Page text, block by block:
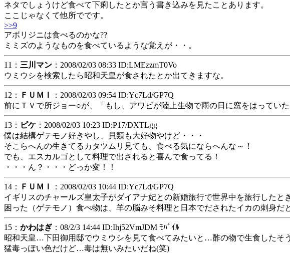
ネタでしょうけど食べて下痢したとか言う書き込みを見たことあります。
ここじゃなくて他所でです。
>>9
アボリジニは食べるのかな??
ミミズのようなものを食べているような覚えが・・。
11： 三川マン ：2008/02/03 08:33 ID:LMEzzmT0Vo
ウミウシを検索したら昭和天皇が食されたとか出てきますな。
12： ＦＵＭＩ
：2008/02/03 09:54 ID:Yc7Ld/GP7Q
前にＴＶで所ジョー○が、「もし、アワビが陸上生物で雨の日に窓をはってい
13： ピケ ：2008/02/03 10:23 ID:P17/DXTLgg
僕は結構ゲテモノ好きやし、貝類も大好物やけど・・・
そこらへんの生きてるカタツムリ見ても、食べる気にならへんな～！
でも、エスカルゴとして料理で出されると喜んで食ってる！
・・・ん？・・・どっか変！！
14： ＦＵＭＩ
：2008/02/03 10:44 ID:Yc7Ld/GP7Q
イギリスのチャールズ皇太子がダイアナ妃との新婚旅行で世界中を旅行したとき
困った（ゲテモノ）食べ物は、羊の脳みそ料理と日本でだされたイカの刺身だ
15： かわはぎ ：08/2/3 14:44 ID:Ihj52VmJDM ﾓﾊﾞｲﾙ
昭和天皇…下田御用邸でウミウシを見て食べてみたいと…酢の物で生食したそ
猛毒っぽい色だけど…毒は無いみたいだね(笑)